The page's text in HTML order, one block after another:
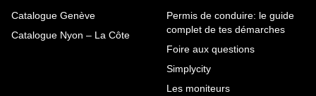
Catalogue Genève
Catalogue Nyon – La Côte
Permis de conduire: le guide
complet de tes démarches
Foire aux questions
Simplycity
Les moniteurs